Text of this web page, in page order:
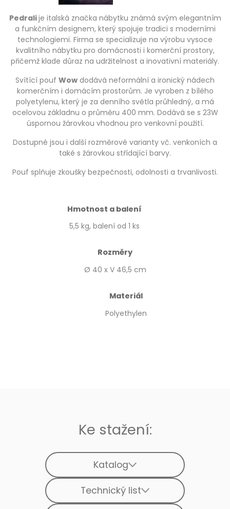
Pedralije italská značka nábytku známá svým elegantním
a funkčním designem, který spojuje tradici s moderními
technologiemi. Firma se specializuje na výrobu vysoce
kvalitního nábytku pro domácnosti i komerční prostory,
přičemž klade důraz na udržitelnost a inovativní materiály.
Svítící pouf Wow dodává neformální a ironický nádech
komerčním i domácím prostorům. Je vyroben z bílého
polyetylenu, který je za denního světla průhledný, a má
ocelovou základnu o průměru 400 mm. Dodává se s 23W
úspornou žárovkou vhodnou pro venkovní použití.
Dostupné jsou i další rozměrové varianty vč. venkoních a
také s žárovkou střídající barvy.
Pouf splňuje zkoušky bezpečnosti, odolnosti a trvanlivosti.
Hmotnost a balení
5,5 kg, balení od 1 ks
Rozměry
Ø 40 x V 46,5 cm
Materiál
Polyethylen
Ke stažení:
Katalog
Technický list